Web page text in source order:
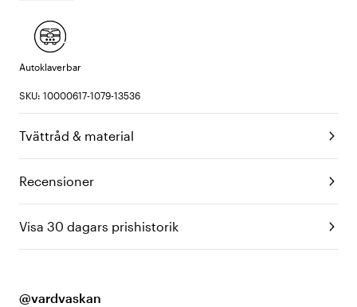
Autoklaverbar
SKU: 10000617-1079-13536
Tvättråd & material
Recensioner
Visa 30 dagars prishistorik
@vardvaskan